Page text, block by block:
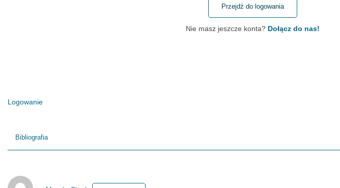
Przejdź do logowania
Nie masz jeszcze konta? Dołącz do nas!
Logowanie
Bibliografia